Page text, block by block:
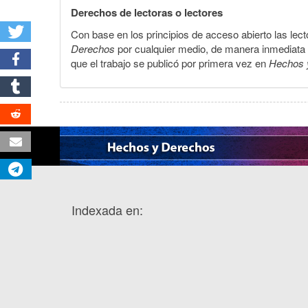
Derechos de lectoras o lectores
Con base en los principios de acceso abierto las
Derechos por cualquier medio, de manera
que el trabajo se publicó por primera vez enHechos
Indexada en: